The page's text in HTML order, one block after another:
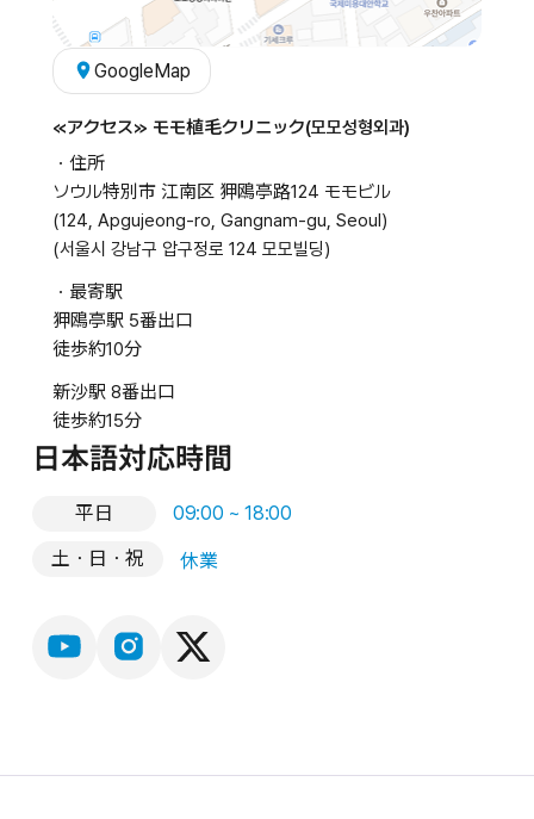
日本語対応時間
平日
09:00 ~ 18:00
土・日・祝
休業
GoogleMap
≪アクセス≫ モモ植毛クリニック(모모성형외과)
・住所
ソウル特別市 江南区 狎鴎亭路124 モモビル
(124, Apgujeong-ro, Gangnam-gu, Seoul)
(서울시 강남구 압구정로 124 모모빌딩)
・最寄駅
狎鴎亭駅 5番出口
徒歩約10分
新沙駅 8番出口
徒歩約15分